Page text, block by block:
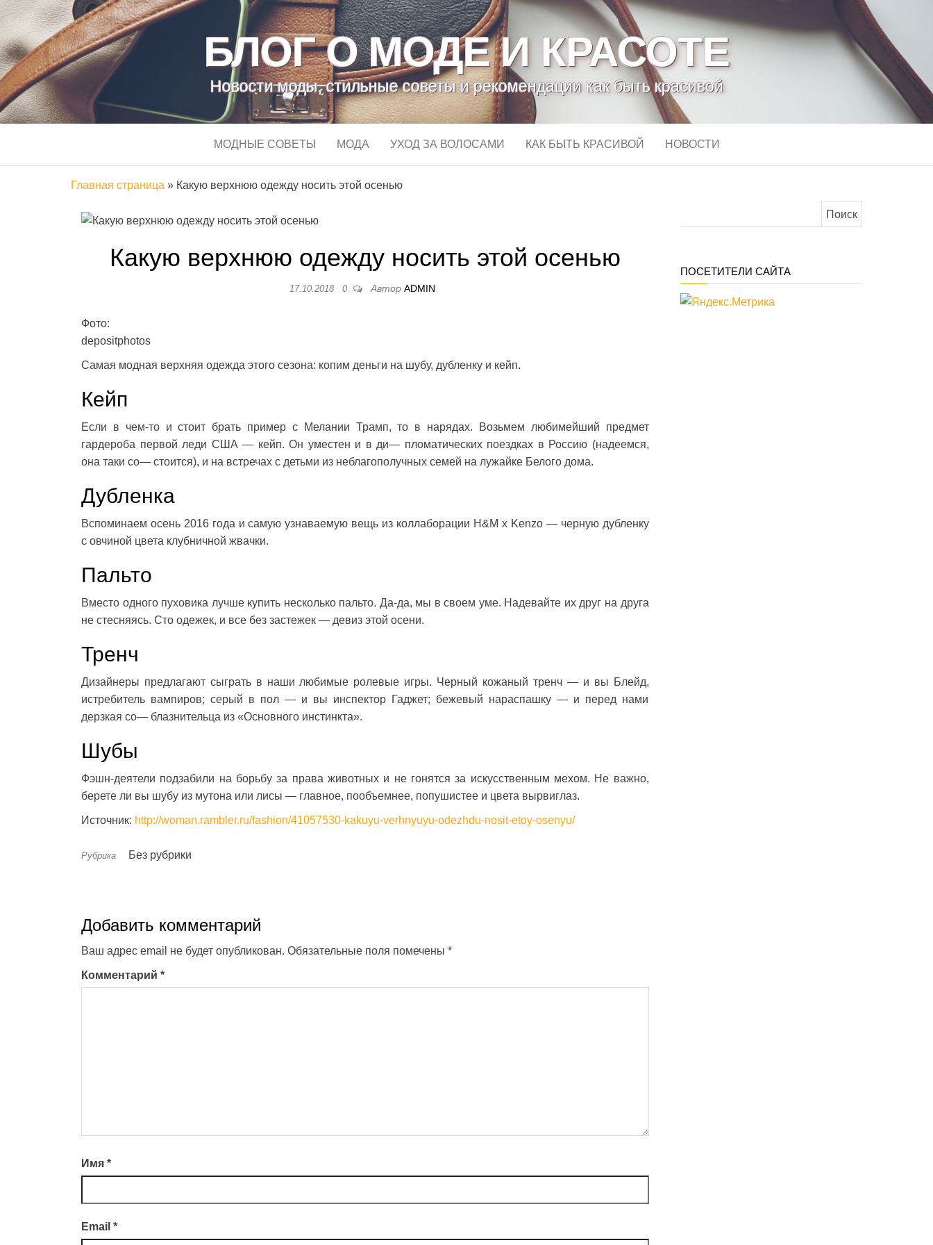
БЛОГ О МОДЕ И КРАСОТЕ
Новости моды, стильные советы и рекомендации как быть красивой
МОДНЫЕ СОВЕТЫ МОДА УХОД ЗА ВОЛОСАМИ КАК БЫТЬ КРАСИВОЙ НОВОСТИ
Главная страница » Какую верхнюю одежду носить этой осенью
Какую верхнюю одежду носить этой осенью
17.10.2018 0 Автор ADMIN
Фото:
depositphotos
Самая модная верхняя одежда этого сезона: копим деньги на шубу, дубленку и кейп.
Кейп
Если в чем-то и стоит брать пример с Мелании Трамп, то в нарядах. Возьмем любимейший предмет
гардероба первой леди США — кейп. Он уместен и в ди— пломатических поездках в Россию (надеемся,
она таки со— стоится), и на встречах с детьми из неблагополучных семей на лужайке Белого дома.
Дубленка
Вспоминаем осень 2016 года и самую узнаваемую вещь из коллаборации H&M x Kenzo — черную дубленку
с овчиной цвета клубничной жвачки.
Пальто
Вместо одного пуховика лучше купить несколько пальто. Да-да, мы в своем уме. Надевайте их друг на друга
не стесняясь. Сто одежек, и все без застежек — девиз этой осени.
Тренч
Дизайнеры предлагают сыграть в наши любимые ролевые игры. Черный кожаный тренч — и вы Блейд,
истребитель вампиров; серый в пол — и вы инспектор Гаджет; бежевый нараспашку — и перед нами
дерзкая со— блазнительца из «Основного инстинкта».
Шубы
Фэшн-деятели подзабили на борьбу за права животных и не гонятся за искусственным мехом. Не важно,
берете ли вы шубу из мутона или лисы — главное, пообъемнее, попушистее и цвета вырвиглаз.
Источник: http://woman.rambler.ru/fashion/41057530-kakuyu-verhnyuyu-odezhdu-nosit-etoy-osenyu/
Рубрика Без рубрики
Добавить комментарий
Ваш адрес email не будет опубликован. Обязательные поля помечены *
Комментарий *
Имя *
Email *
ПОСЕТИТЕЛИ САЙТА